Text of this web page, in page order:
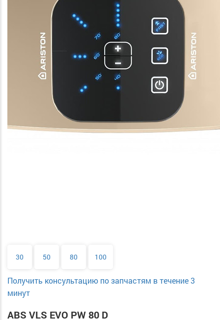
30 50 80 100
Получить консультацию по запчастям в течение 3
минут
ABS VLS EVO PW 80 D